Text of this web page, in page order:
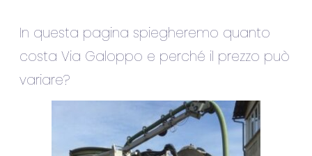
In questa pagina spiegheremo quanto
costa Via Galoppo e perché il prezzo può
variare?